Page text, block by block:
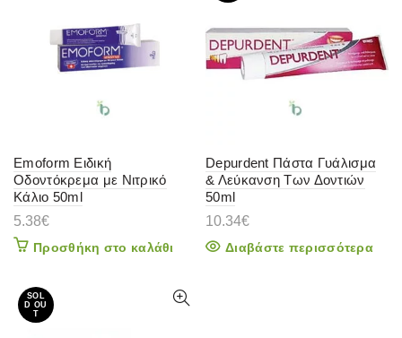
Emoform Ειδική
Οδοντόκρεμα με Νιτρικό
Κάλιο 50ml
5.38€
Προσθήκη στο καλάθι
Depurdent Πάστα Γυάλισμα
& Λεύκανση Των Δοντιών
50ml
10.34€
Διαβάστε περισσότερα
SOL
D OU
T